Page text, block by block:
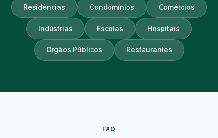
Residências Condomínios Comércios
Indústrias Escolas Hospitais
Órgãos Públicos Restaurantes
FAQ